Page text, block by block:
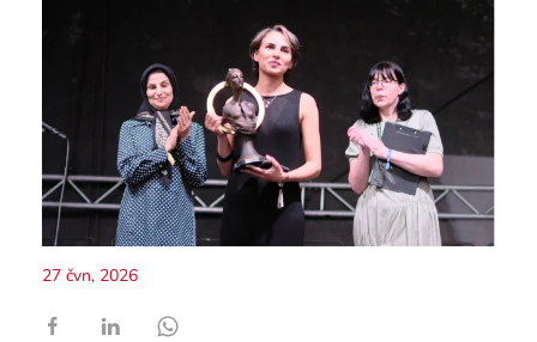
27 čvn, 2026